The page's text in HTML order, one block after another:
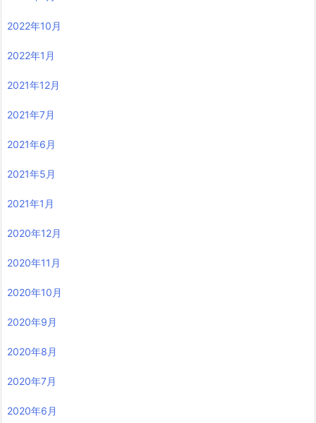
2022年10月
2022年1月
2021年12月
2021年7月
2021年6月
2021年5月
2021年1月
2020年12月
2020年11月
2020年10月
2020年9月
2020年8月
2020年7月
2020年6月